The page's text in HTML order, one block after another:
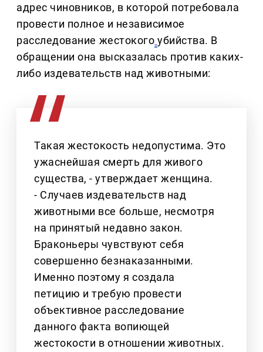
адрес чиновников, в которой потребовала
провести полное и независимое
расследование жестокого убийства. В
обращении она высказалась против каких-
либо издевательств над животными:
Такая жестокость недопустима. Это
ужаснейшая смерть для живого
существа, - утверждает женщина.
- Случаев издевательств над
животными все больше, несмотря
на принятый недавно закон.
Браконьеры чувствуют себя
совершенно безнаказанными.
Именно поэтому я создала
петицию и требую провести
объективное расследование
данного факта вопиющей
жестокости в отношении животных.